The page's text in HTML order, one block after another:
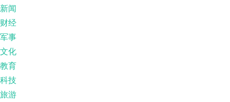
新闻
财经
军事
文化
教育
科技
旅游